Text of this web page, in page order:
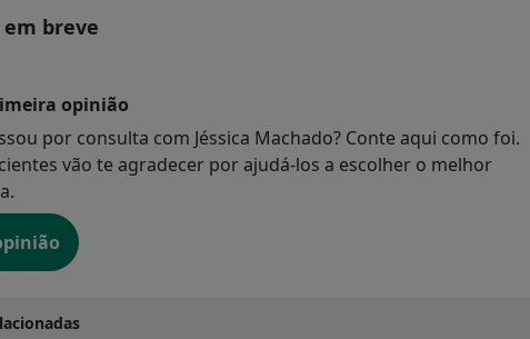
breve
opinião
por consulta com Jéssica Machado? Conte aqui como foi.
vão te agradecer por ajudá-los a escolher o melhor